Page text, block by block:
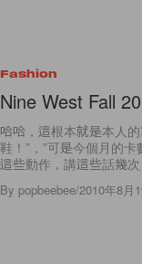
Fashion
Nine West Fall
哈哈，這根本就是本人
鞋！”，”可是今個月的
這些動作，講這些話幾
By popbeebee/2010年8月